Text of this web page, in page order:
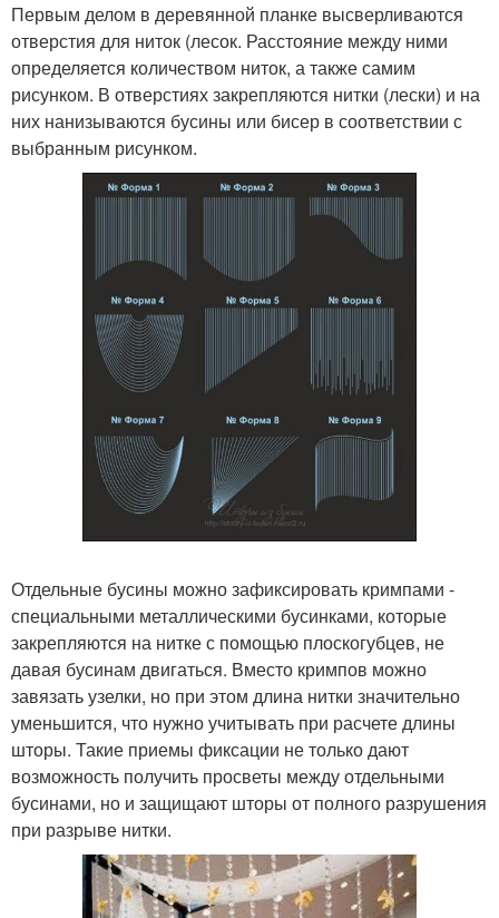
Первым делом в деревянной планке высверливаются
отверстия для ниток (лесок. Расстояние между ними
определяется количеством ниток, а также самим
рисунком. В отверстиях закрепляются нитки (лески) и на
них нанизываются бусины или бисер в соответствии с
выбранным рисунком.
Отдельные бусины можно зафиксировать кримпами -
специальными металлическими бусинками, которые
закрепляются на нитке с помощью плоскогубцев, не
давая бусинам двигаться. Вместо кримпов можно
завязать узелки, но при этом длина нитки значительно
уменьшится, что нужно учитывать при расчете длины
шторы. Такие приемы фиксации не только дают
возможность получить просветы между отдельными
бусинами, но и защищают шторы от полного разрушения
при разрыве нитки.